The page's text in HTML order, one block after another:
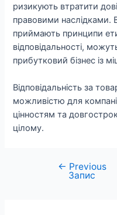
ризикують втратити
правовими наслідками.
приймають принципи
відповідальності,
прибутковий бізнес із
Відповідальність за
можливістю для
цінностям та
цілому.
Навігація
← Previous
Запис